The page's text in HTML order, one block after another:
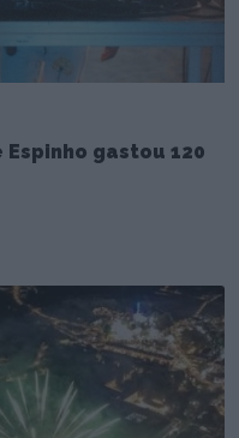
Espinho gastou 120